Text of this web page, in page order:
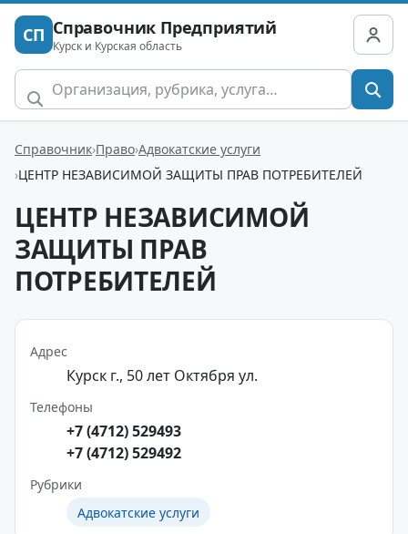
СП Справочник Предприятий
Курск и Курская область
Справочник Право Адвокатские услуги
ЦЕНТР НЕЗАВИСИМОЙ ЗАЩИТЫ ПРАВ ПОТРЕБИТЕЛЕЙ
ЦЕНТР НЕЗАВИСИМОЙ
ЗАЩИТЫ ПРАВ
ПОТРЕБИТЕЛЕЙ
Адрес
Курск г., 50 лет Октября ул.
Телефоны
+7 (4712) 529493
+7 (4712) 529492
Рубрики
Адвокатские услуги